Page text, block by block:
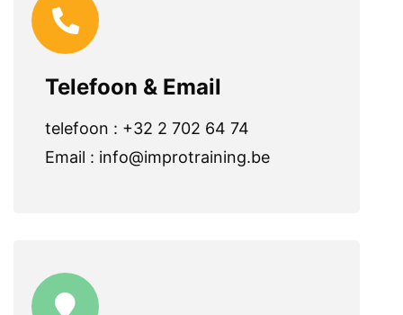
Telefoon & Email
telefoon : +32 2 702 64 74
Email : info@improtraining.be